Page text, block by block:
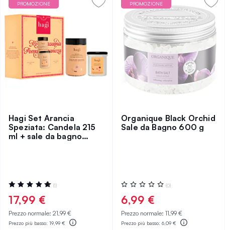
PROMOZIONE
Hagi Set Arancia
Speziata: Candela 215
ml + sale da bagno
Valutazione:
100%
(1)
17,99 €
Prezzo normale: 21,99 €
Prezzo più basso: 19,99 €
PROMOZIONE
Organique Black Orchid
Sale da Bagno 600 g
Valutazione:
0%
(0)
6,99 €
Prezzo normale: 11,99 €
Prezzo più basso: 6,09 €